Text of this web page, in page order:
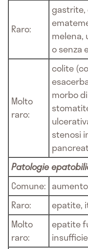
Raro:
gastrite,
melena,
o senza
Molto
raro:
colite
morbo
stenosi
Patologie
Comune:
Raro:
epatite,
Molto
raro:
epatite